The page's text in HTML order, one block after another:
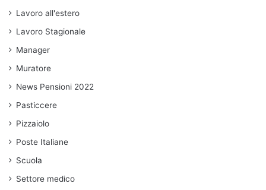
Lavoro all'estero
Lavoro Stagionale
Manager
Muratore
News Pensioni 2022
Pasticcere
Pizzaiolo
Poste Italiane
Scuola
Settore medico